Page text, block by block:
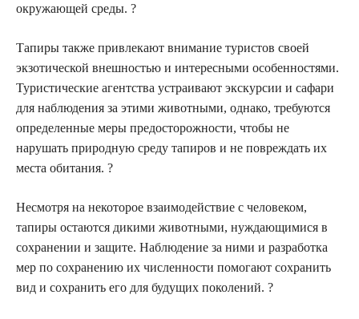
окружающей среды. ?
Тапиры также привлекают внимание туристов своей
экзотической внешностью и интересными особенностями.
Туристические агентства устраивают экскурсии и сафари
для наблюдения за этими животными, однако, требуются
определенные меры предосторожности, чтобы не
нарушать природную среду тапиров и не повреждать их
места обитания. ?
Несмотря на некоторое взаимодействие с человеком,
тапиры остаются дикими животными, нуждающимися в
сохранении и защите. Наблюдение за ними и разработка
мер по сохранению их численности помогают сохранить
вид и сохранить его для будущих поколений. ?